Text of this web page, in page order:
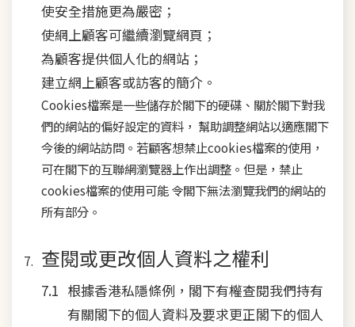
使安全措施更為嚴密；
使網上顧客可繼續瀏覽網頁；
為顧客提供個人化的網站；
建立網上顧客或訪客的簡介。
Cookies檔案是一些儲存於閣下的硬碟、關於閣下對我
們的網站的偏好設定的資料， 幫助調整網站以適應閣下
今後的網站訪問。若顧客想禁止cookies檔案的使用，
可在閣下的互聯網瀏覽器上作出調整。但是，禁止
cookies檔案的使用可能 令閣下無法瀏覽我們的網站的
所有部分。
查閱或更改個人資料之權利
根據香港私隱條例，閣下有權查閱我們持有
有關閣下的個人資料及要求更正閣下的個人